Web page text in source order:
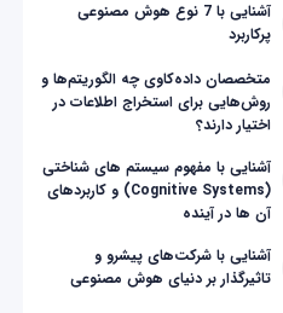
آشنایی با 7 نوع هوش مصنوعی
پرکاربرد
متخصصان داده‌کاوی چه الگوریتم‌ها و
روش‌هایی برای استخراج اطلاعات در
اختیار دارند؟
آشنایی با مفهوم سیستم های شناختی
(Cognitive Systems) و کاربردهای
آن ها در آینده
آشنایی با شرکت‌های پیشرو و
تاثیرگذار بر دنیای هوش مصنوعی